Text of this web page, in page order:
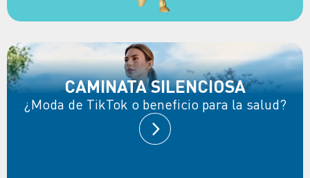
CAMINATA SILENCIOSA
¿Moda de TikTok o beneficio para la salud?